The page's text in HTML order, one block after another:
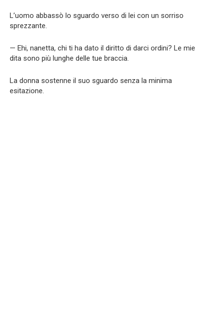
L’uomo abbassò lo sguardo verso di lei con un sorriso
sprezzante.
— Ehi, nanetta, chi ti ha dato il diritto di darci ordini? Le mie
dita sono più lunghe delle tue braccia.
La donna sostenne il suo sguardo senza la minima
esitazione.